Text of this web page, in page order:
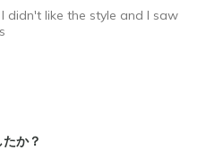
to size
didn't like the style and I saw
to size
か？